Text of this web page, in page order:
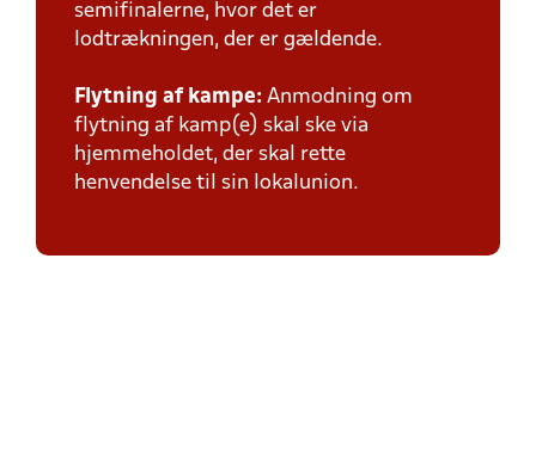
semifinalerne, hvor det er
lodtrækningen, der er gældende.
Flytning af kampe: Anmodning om
flytning af kamp(e) skal ske via
hjemmeholdet, der skal rette
henvendelse til sin lokalunion.